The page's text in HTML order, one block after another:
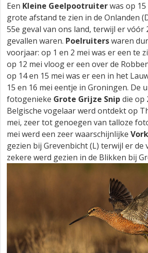
Een Kleine Geelpootruiterwas op
grote afstand te zien in de Onlanden
55e geval van ons land, terwijl er vóór
gevallen waren. Poelruiterswaren
voorjaar: op 1 en 2 mei was er een te
op 12 mei vloog er een over de
op 14 en 15 mei was er een in het
15 en 16 mei eentje in Groningen. De
fotogenieke Grote Grijze Snip die op
Belgische vogelaar werd ontdekt op
mei, zeer tot genoegen van talloze
mei werd een zeer waarschijnlijke
gezien bij Grevenbicht (L) terwijl er de
zekere werd gezien in de Blikken bij